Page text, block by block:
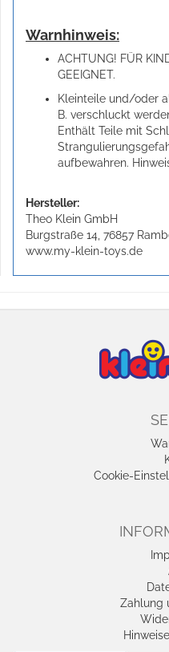
Warnhinweis:
ACHTUNG! FÜR
GEEIGNET.
Kleinteile und/oder
B. verschluckt
Enthält Teile mit
aufbewahren.
Hersteller:
Theo Klein GmbH
Burgstraße 14, 76857
www.my-klein-toys.de
Cookie-
Zahlung